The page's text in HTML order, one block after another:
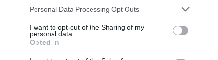
Personal Data Processing Opt Outs
I want to opt-out of the Sharing of my
personal data.
Opted In
Saranno posizionati i seguenti alberi di Natale: